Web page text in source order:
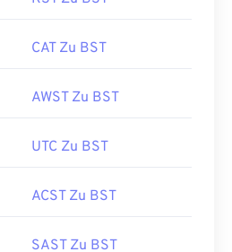
CAT Zu BST
AWST Zu BST
UTC Zu BST
ACST Zu BST
SAST Zu BST